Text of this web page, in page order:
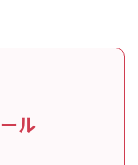
ル